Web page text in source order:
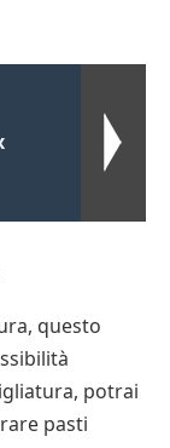
questo
potrai
pasti